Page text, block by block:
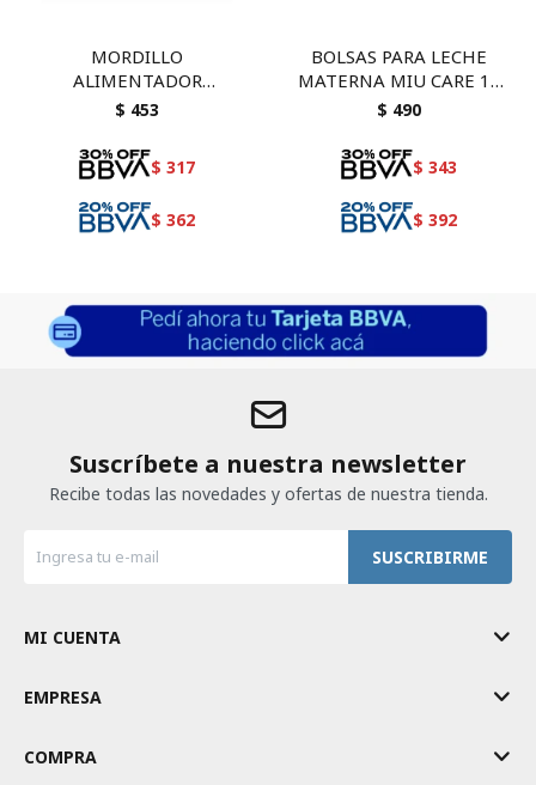
MORDILLO
ALIMENTADOR
BOBODUCK
$ 453
$ 317
$ 362
BOLSAS PARA LECHE
MATERNA MIU CARE 15
UNIDADES
$ 490
$ 343
$ 392
Suscríbete a nuestra newsletter
Recibe todas las novedades y ofertas de nuestra tienda.
SUSCRIBIRME
MI CUENTA
EMPRESA
COMPRA